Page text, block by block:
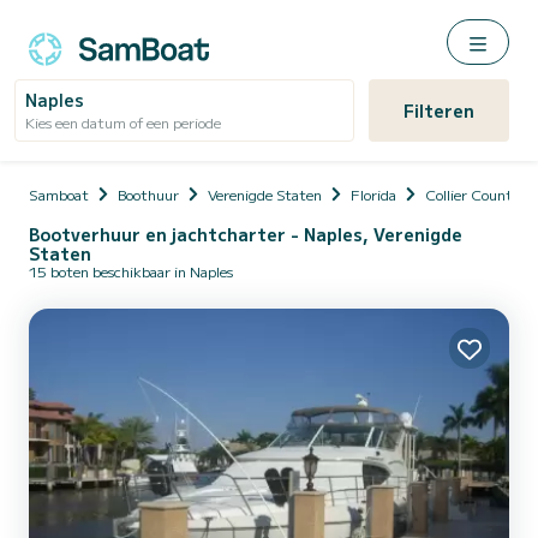
Naples
Kies een datum of een periode Filteren
Samboat Boothuur Verenigde Staten Florida Collier County
Bootverhuur en jachtcharter - Naples, Verenigde
Staten
15 boten beschikbaar in Naples